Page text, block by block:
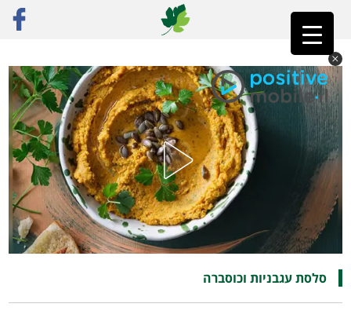
ראשי»רק מתכונים כריכים, ממרחים והברקות»
סלסת עגבניות וכוסברה